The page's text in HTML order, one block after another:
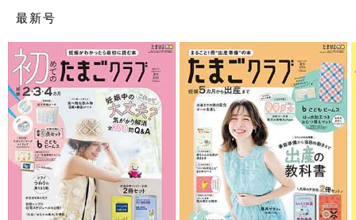
イロチで全種類購入したというママもいるんだとか！気になるパ
ンツがあれば、ぜひチェックしてみてくださいね。
(文・水川ちさ)
※記事内容でご紹介している投稿、リンク先は、削除される場合
があります。あらかじめご了承ください。
※記事の内容は記載当時の情報であり、現在と異なる場合があり
ます。
※記事内の価格はすべて税込み、2022年8月時点のものです。
最新号